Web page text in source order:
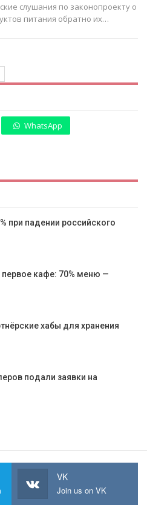
слушания по законопроекту о
питания обратно их…
WhatsApp
при падении российского
кафе: 70% меню —
хабы для хранения
подали заявки на
VK
Join us on VK